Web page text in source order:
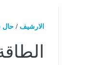
الارشيف / حال